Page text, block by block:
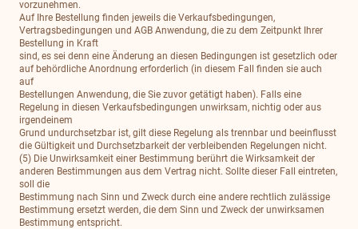
vorzunehmen.
Auf Ihre Bestellung finden jeweils die Verkaufsbedingungen,
Vertragsbedingungen und AGB Anwendung, die zu dem Zeitpunkt Ihrer
Bestellung in Kraft
sind, es sei denn eine Änderung an diesen Bedingungen ist gesetzlich oder
auf behördliche Anordnung erforderlich (in diesem Fall finden sie auch
auf
Bestellungen Anwendung, die Sie zuvor getätigt haben). Falls eine
Regelung in diesen Verkaufsbedingungen unwirksam, nichtig oder aus
irgendeinem
Grund undurchsetzbar ist, gilt diese Regelung als trennbar und beeinflusst
die Gültigkeit und Durchsetzbarkeit der verbleibenden Regelungen nicht.
(5) Die Unwirksamkeit einer Bestimmung berührt die Wirksamkeit der
anderen Bestimmungen aus dem Vertrag nicht. Sollte dieser Fall eintreten,
soll die
Bestimmung nach Sinn und Zweck durch eine andere rechtlich zulässige
Bestimmung ersetzt werden, die dem Sinn und Zweck der unwirksamen
Bestimmung entspricht.